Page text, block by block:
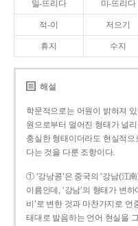
밀-뜨리다 미-뜨리다
적-이 저으기
휴지 수지
해설
학문적으로는 어원이 밝혀져
원으로부터 멀어진 형태가 널
충실한 형태이더라도 현실적
다는 것을 다룬 조항이다.
① ‘강낭콩’은 중국의 ‘강남(江
이름인데, ‘강남’의 형태가 변하
비’로 변한 것과 마찬가지로 언
태대로 발음하는 언어 현실을